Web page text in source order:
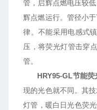
管，启辉点燃电压较
辉点燃运行。管径小
律。不能采用电感式
压，将荧光灯管击穿
管。
HRY95-GL节能荧
现的光色就不同。其
灯管，暖白日光色荧